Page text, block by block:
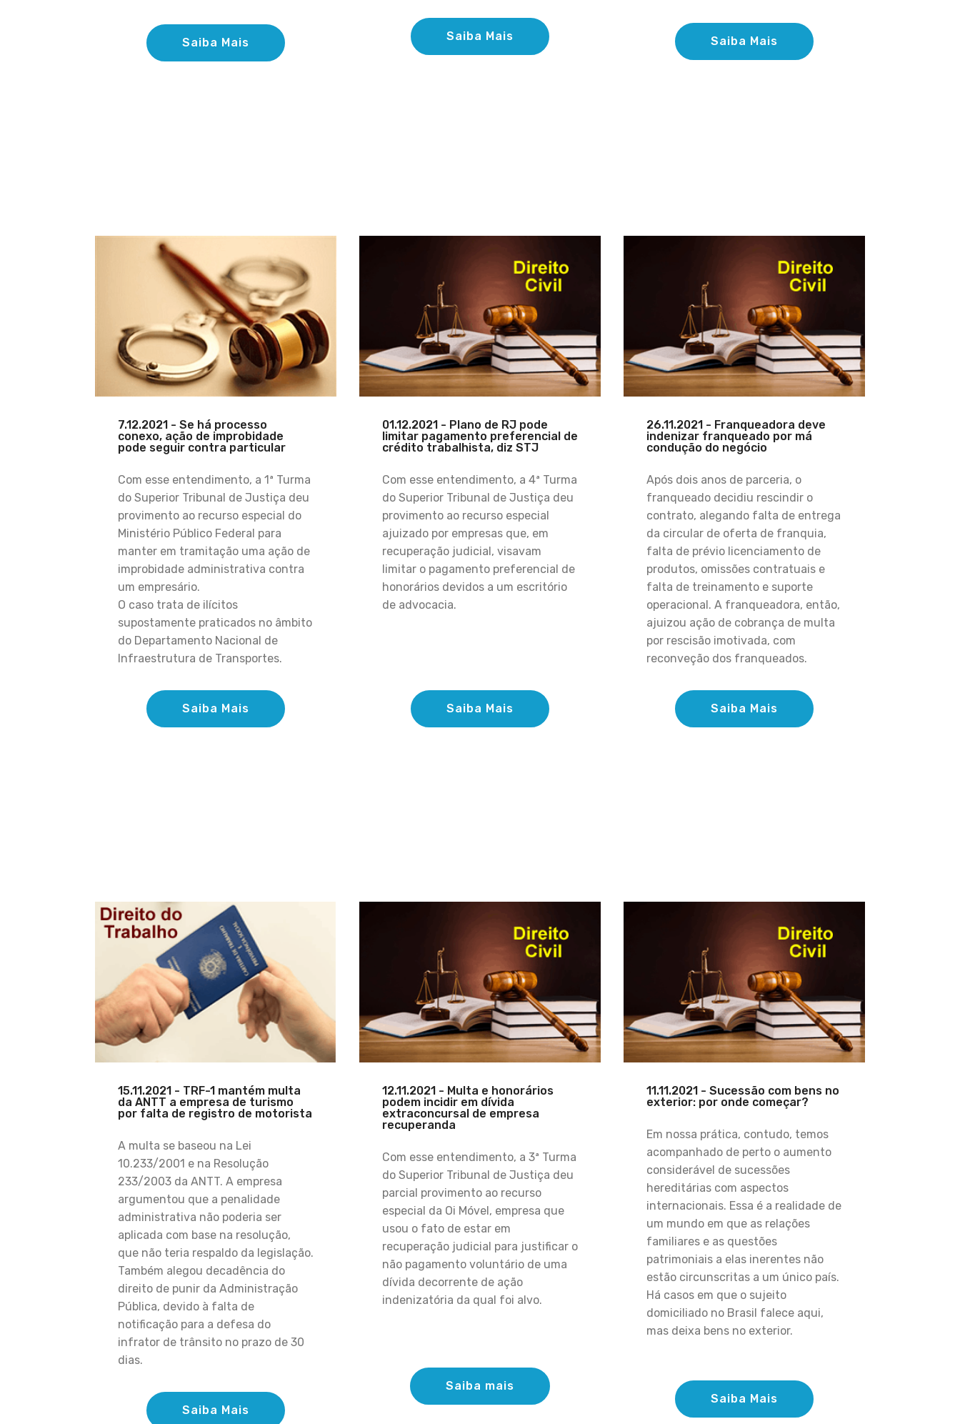
Saiba Mais Saiba Mais Saiba Mais
7.12.2021 - Se há processo
conexo, ação de improbidade
pode seguir contra particular
Com esse entendimento, a 1ª Turma
do Superior Tribunal de Justiça deu
provimento ao recurso especial do
Ministério Público Federal para
manter em tramitação uma ação de
improbidade administrativa contra
um empresário.
O caso trata de ilícitos
supostamente praticados no âmbito
do Departamento Nacional de
Infraestrutura de Transportes.
Saiba Mais
01.12.2021 - Plano de RJ pode
limitar pagamento preferencial de
crédito trabalhista, diz STJ
Com esse entendimento, a 4ª Turma
do Superior Tribunal de Justiça deu
provimento ao recurso especial
ajuizado por empresas que, em
recuperação judicial, visavam
limitar o pagamento preferencial de
honorários devidos a um escritório
de advocacia.
Saiba Mais
26.11.2021 - Franqueadora deve
indenizar franqueado por má
condução do negócio
Após dois anos de parceria, o
franqueado decidiu rescindir o
contrato, alegando falta de entrega
da circular de oferta de franquia,
falta de prévio licenciamento de
produtos, omissões contratuais e
falta de treinamento e suporte
operacional. A franqueadora, então,
ajuizou ação de cobrança de multa
por rescisão imotivada, com
reconveção dos franqueados.
Saiba Mais
15.11.2021 - TRF-1 mantém multa
da ANTT a empresa de turismo
por falta de registro de motorista
A multa se baseou na Lei
10.233/2001 e na Resolução
233/2003 da ANTT. A empresa
argumentou que a penalidade
administrativa não poderia ser
aplicada com base na resolução,
que não teria respaldo da legislação.
Também alegou decadência do
direito de punir da Administração
Pública, devido à falta de
notificação para a defesa do
infrator de trânsito no prazo de 30
dias.
Saiba Mais
12.11.2021 - Multa e honorários
podem incidir em dívida
extraconcursal de empresa
recuperanda
Com esse entendimento, a 3ª Turma
do Superior Tribunal de Justiça deu
parcial provimento ao recurso
especial da Oi Móvel, empresa que
usou o fato de estar em
recuperação judicial para justificar o
não pagamento voluntário de uma
dívida decorrente de ação
indenizatória da qual foi alvo.
Saiba mais
11.11.2021 - Sucessão com bens no
exterior: por onde começar?
Em nossa prática, contudo, temos
acompanhado de perto o aumento
considerável de sucessões
hereditárias com aspectos
internacionais. Essa é a realidade de
um mundo em que as relações
familiares e as questões
patrimoniais a elas inerentes não
estão circunscritas a um único país.
Há casos em que o sujeito
domiciliado no Brasil falece aqui,
mas deixa bens no exterior.
Saiba Mais